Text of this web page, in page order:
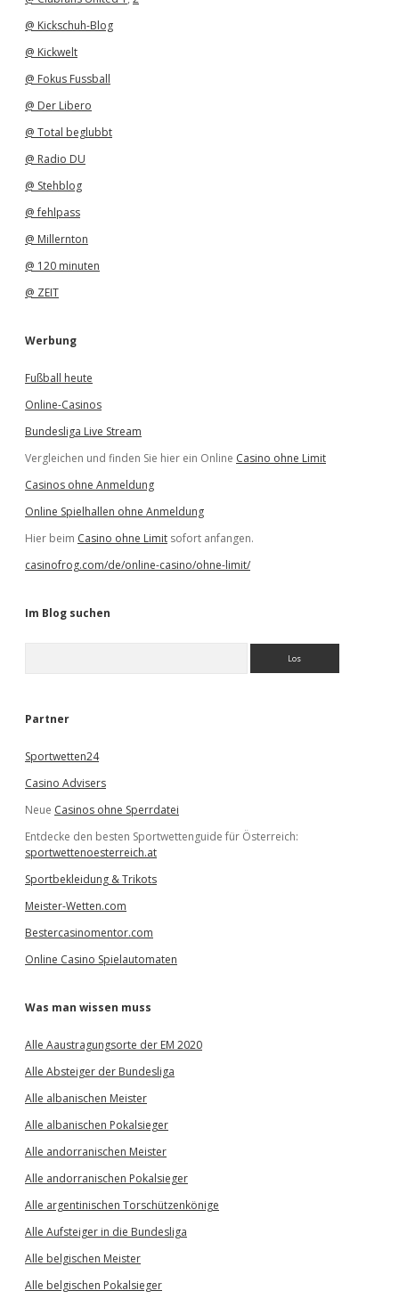
@ Kickschuh-Blog
@ Kickwelt
@ Fokus Fussball
@ Der Libero
@ Total beglubbt
@ Radio DU
@ Stehblog
@ fehlpass
@ Millernton
@ 120 minuten
@ ZEIT
Werbung
Fußball heute
Online-Casinos
Bundesliga Live Stream
Vergleichen und finden Sie hier ein Online Casino ohne Limit
Casinos ohne Anmeldung
Online Spielhallen ohne Anmeldung
Hier beim Casino ohne Limit sofort anfangen.
casinofrog.com/de/online-casino/ohne-limit/
Im Blog suchen
e
Partner
Sportwetten24
Casino Advisers
Neue Casinos ohne Sperrdatei
Entdecke den besten Sportwettenguide für Österreich:
sportwettenoesterreich.at
Sportbekleidung & Trikots
Meister-Wetten.com
Bestercasinomentor.com
Online Casino Spielautomaten
Was man wissen muss
Alle Aaustragungsorte der EM 2020
Alle Absteiger der Bundesliga
Alle albanischen Meister
Alle albanischen Pokalsieger
Alle andorranischen Meister
Alle andorranischen Pokalsieger
Alle argentinischen Torschützenkönige
Alle Aufsteiger in die Bundesliga
Alle belgischen Meister
Alle belgischen Pokalsieger